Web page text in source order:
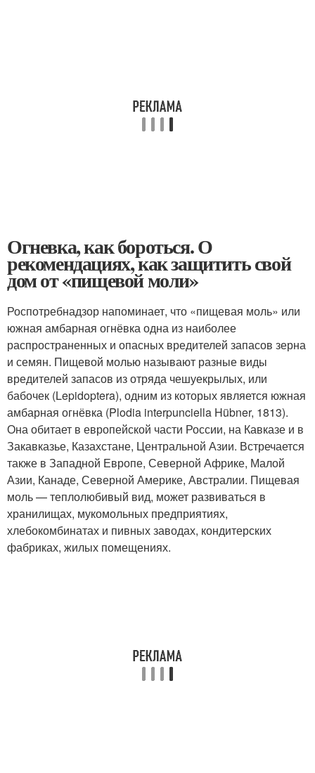
Огневка, как бороться. О
рекомендациях, как защитить свой
дом от «пищевой моли»
Роспотребнадзор напоминает, что «пищевая моль» или
южная амбарная огнёвка одна из наиболее
распространенных и опасных вредителей запасов зерна
и семян. Пищевой молью называют разные виды
вредителей запасов из отряда чешуекрылых, или
бабочек (Lepidoptera), одним из которых является южная
амбарная огнёвка (Plodia interpunciella Hübner, 1813).
Она обитает в европейской части России, на Кавказе и в
Закавказье, Казахстане, Центральной Азии. Встречается
также в Западной Европе, Северной Африке, Малой
Азии, Канаде, Северной Америке, Австралии. Пищевая
моль — теплолюбивый вид, может развиваться в
хранилищах, мукомольных предприятиях,
хлебокомбинатах и пивных заводах, кондитерских
фабриках, жилых помещениях.